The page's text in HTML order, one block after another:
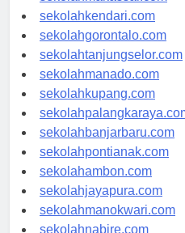
sekolahmakassar.com
sekolahkendari.com
sekolahgorontalo.com
sekolahtanjungselor.com
sekolahmanado.com
sekolahkupang.com
sekolahpalangkaraya.com
sekolahbanjarbaru.com
sekolahpontianak.com
sekolahambon.com
sekolahjayapura.com
sekolahmanokwari.com